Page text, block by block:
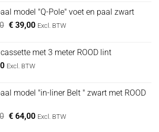
was:
€ 69,00.
is:
€ 59,00.
model "Q-Pole" voet en paal zwart
Oorspronkelijke
€ 49,00.
€39,00Huidige
€ 39,00.
Excl. BTW
met 3 meter ROOD lint
Excl. BTW
model "in-liner Belt " zwart met ROOD
Oorspronkelijke
€64,00Huidige
Excl. BTW